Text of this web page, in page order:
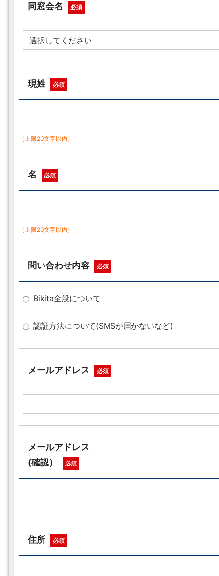
同窓会名 必須
現姓 必須
（上限20文字以内）
名 必須
（上限20文字以内）
問い合わせ内容 必須
Bikita全般について
認証方法について(SMSが届かないなど)
メールアドレス 必須
メールアドレス
(確認）
必須
住所 必須